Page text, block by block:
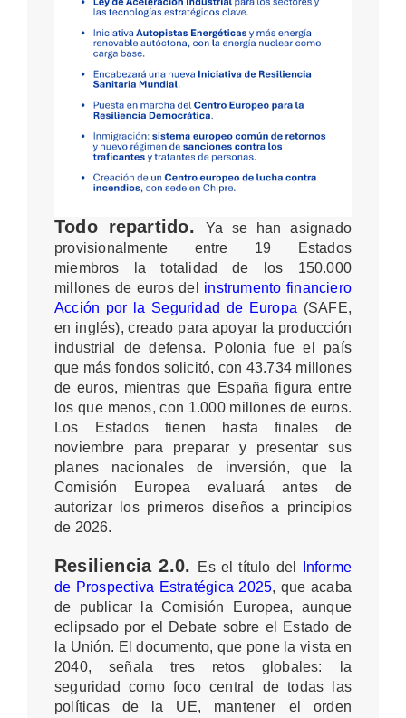
Todo repartido.
Ya se han asignado
provisionalmente entre 19 Estados
miembros la totalidad de los 150.000
millones de euros del instrumento financiero
Acción por la Seguridad de Europa (SAFE,
en inglés), creado para apoyar la producción
industrial de defensa. Polonia fue el país
que más fondos solicitó, con 43.734 millones
de euros, mientras que España figura entre
los que menos, con 1.000 millones de euros.
Los Estados tienen hasta finales de
noviembre para preparar y presentar sus
planes nacionales de inversión, que la
Comisión Europea evaluará antes de
autorizar los primeros diseños a principios
de 2026.
Resiliencia 2.0. Es el título del
Informe
de Prospectiva Estratégica 2025, que acaba
de publicar la Comisión Europea, aunque
eclipsado por el Debate sobre el Estado de
la Unión. El documento, que pone la vista en
2040, señala tres retos globales: la
seguridad como foco central de todas las
políticas de la UE, mantener el orden